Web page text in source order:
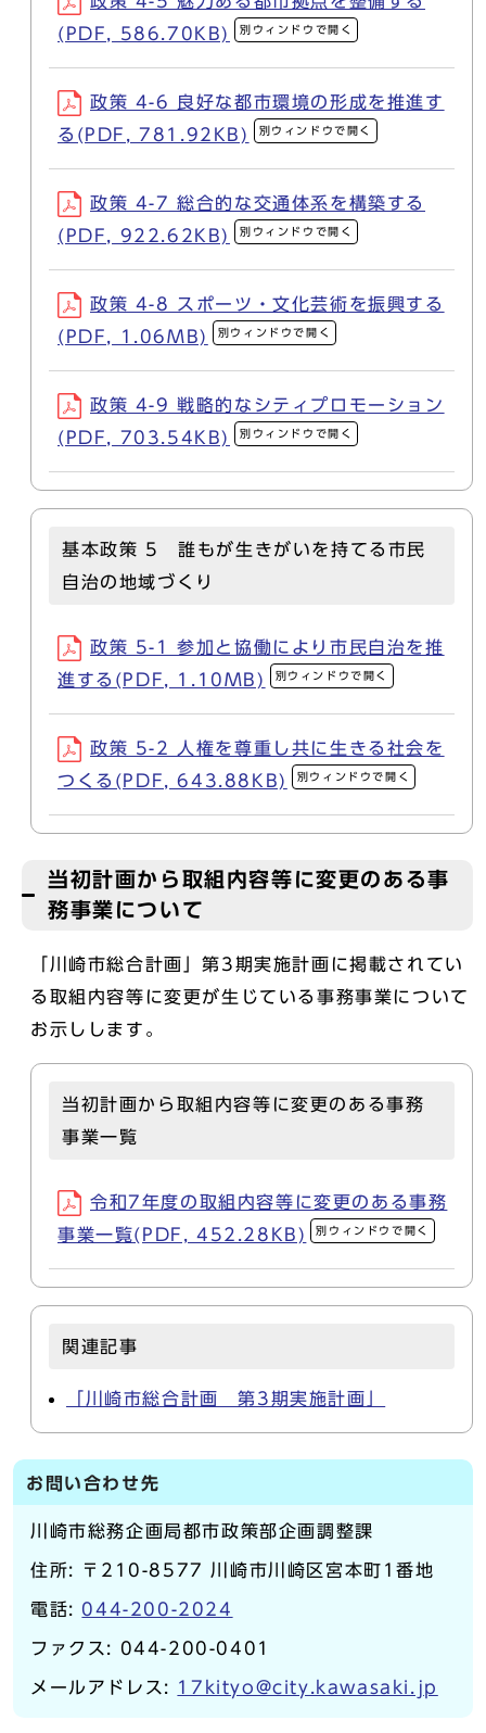
(PDF, 586.70KB)
別ウィンドウで開く
政策 4-6 良好な都市環境の形成を推進す
る(PDF, 781.92KB)
別ウィンドウで開く
政策 4-7 総合的な交通体系を構築する
(PDF, 922.62KB)
別ウィンドウで開く
政策 4-8 スポーツ・文化芸術を振興する
(PDF, 1.06MB)
別ウィンドウで開く
政策 4-9 戦略的なシティプロモーション
(PDF, 703.54KB)
別ウィンドウで開く
基本政策 5 誰もが生きがいを持てる市民
自治の地域づくり
政策 5-1 参加と協働により市民自治を推
進する(PDF, 1.10MB)
別ウィンドウで開く
政策 5-2 人権を尊重し共に生きる社会を
つくる(PDF, 643.88KB)
別ウィンドウで開く
当初計画から取組内容等に変更のある事
務事業について
「川崎市総合計画」第3期実施計画に掲載されてい
る取組内容等に変更が生じている事務事業について
お示しします。
当初計画から取組内容等に変更のある事務
事業一覧
令和7年度の取組内容等に変更のある事務
事業一覧(PDF, 452.28KB)
別ウィンドウで開く
関連記事
「川崎市総合計画 第3期実施計画」
お問い合わせ先
川崎市総務企画局都市政策部企画調整課
住所: 〒210-8577 川崎市川崎区宮本町1番地
電話: 044-200-2024
ファクス: 044-200-0401
メールアドレス: 17kityo@city.kawasaki.jp